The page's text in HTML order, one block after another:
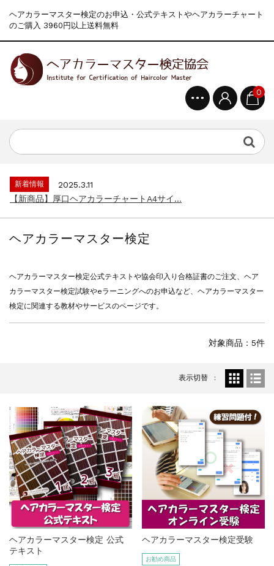
ヘアカラーマスター検定のお申込・公式テキストやヘアカラーチャート
のご購入 3960円以上送料無料
0
一部ヘアカラーチャートのお値引きを行いま...
新着情報
2026.7.1
新着情報
2025.3.11
【新商品】厚口ヘアカラーチャートA4サイ...
新着情報
2024.4.10
新着情報
2024.4.9
一部ヘアカラーチャートのお値引きを行いま...
新着情報
2026.7.1
在庫処分セールのお知らせ【なくなり次第終...
新着情報
2024.4.9
一部ヘアカラーチャートのお値引きを行いま...
ヘアカラーマスター検定
ヘアカラーマスター検定公式テキストや協会印入り合格証書のご注文、ヘア
カラーマスター検定試験やeラーニングへのお申込など、ヘアカラーマスター
検定に関連する教材やサービスのページです。
対象商品：5件
表示切替
ヘアカラーマスター検定 公式
テキスト
ヘアカラーマスター検定受験
お勧め商品